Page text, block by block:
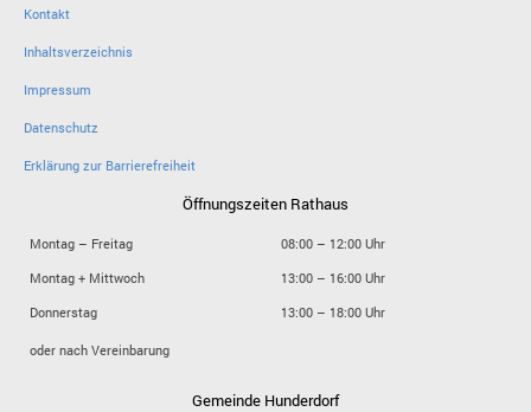
Kontakt
Inhaltsverzeichnis
Impressum
Datenschutz
Erklärung zur Barrierefreiheit
Öffnungszeiten Rathaus
Montag – Freitag
08:00 – 12:00 Uhr
Montag + Mittwoch
13:00 – 16:00 Uhr
Donnerstag
13:00 – 18:00 Uhr
oder nach Vereinbarung
Gemeinde Hunderdorf